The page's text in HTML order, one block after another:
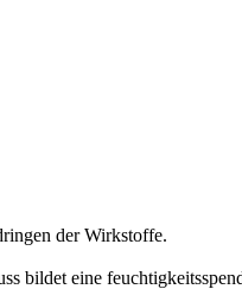
der Wirkstoffe.
bildet eine